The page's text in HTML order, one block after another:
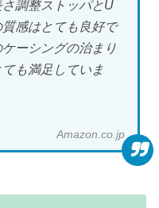
調整ストッパとU
感はとても良好で
ーシングの治まり
も満足していま
Amazon.co.jp